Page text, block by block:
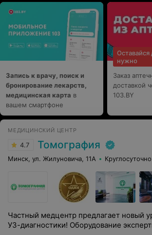
Запись к врачу, поиск и
бронирование лекарств,
медицинская карта в
вашем смартфоне
Оставайся
нужно
Заказ
доставкой
103.BY
МЕДИЦИНСКИЙ ЦЕНТР
4.7 Томография
Минск, ул. Жилуновича, 11А Круглосуточно
Частный медцентр предлагает новый
УЗ-диагностики! Оборудование